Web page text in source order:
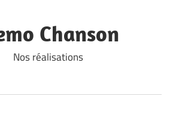
Chanson
Nos réalisations